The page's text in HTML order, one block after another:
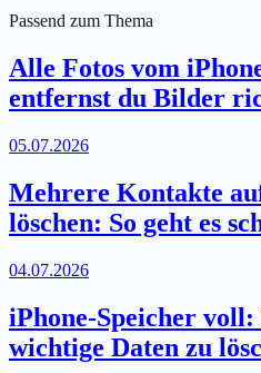
Passend zum Thema
Alle Fotos vom
entfernst du Bilder
05.07.2026
Mehrere Kontakte
löschen: So geht es
04.07.2026
iPhone-Speicher voll:
wichtige Daten zu